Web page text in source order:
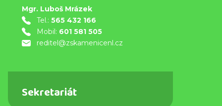
Mgr. Luboš Mrázek
Tel.: 565 432 166
Mobil: 601 581 505
reditel@zskamenicenl.cz
Sekretariát